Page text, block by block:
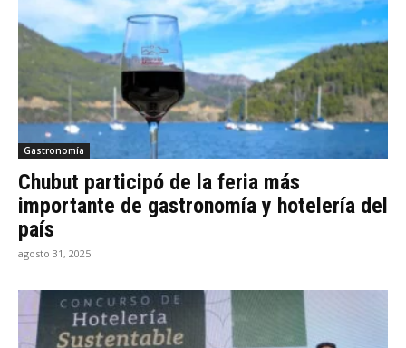
Gastronomía
Chubut participó de la feria más
importante de gastronomía y hotelería del
país
agosto 31, 2025